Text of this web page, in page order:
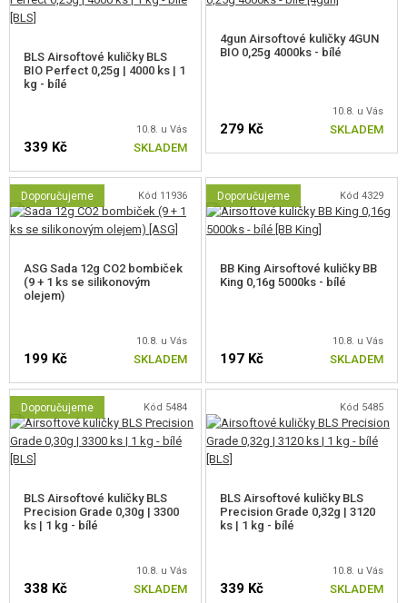
BLS Airsoftové kuličky BLS
BIO Perfect 0,25g | 4000 ks | 1
kg - bílé
10.8. u Vás
339 Kč SKLADEM
4gun Airsoftové kuličky 4GUN
BIO 0,25g 4000ks - bílé
10.8. u Vás
279 Kč SKLADEM
Doporučujeme Kód 11936
ASG Sada 12g CO2 bombiček
(9 + 1 ks se silikonovým
olejem)
10.8. u Vás
199 Kč SKLADEM
Doporučujeme Kód 4329
BB King Airsoftové kuličky BB
King 0,16g 5000ks - bílé
10.8. u Vás
197 Kč SKLADEM
Doporučujeme Kód 5484
BLS Airsoftové kuličky BLS
Precision Grade 0,30g | 3300
ks | 1 kg - bílé
10.8. u Vás
338 Kč SKLADEM
Kód 5485
BLS Airsoftové kuličky BLS
Precision Grade 0,32g | 3120
ks | 1 kg - bílé
10.8. u Vás
339 Kč SKLADEM